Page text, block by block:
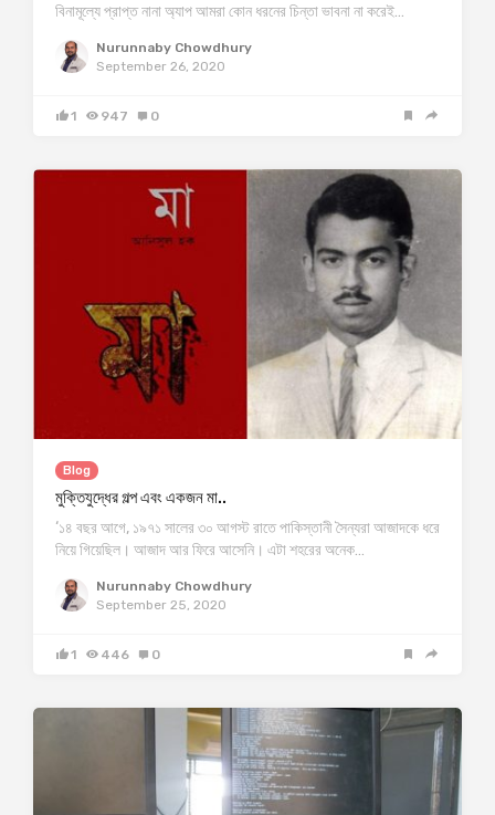
বিনামূল্যে প্রাপ্ত নানা অ্যাপ আমরা কোন ধরনের চিন্তা ভাবনা না করেই…
Nurunnaby Chowdhury
September 26, 2020
1 947 0
Blog
মুক্তিযুদ্ধের গল্প এবং একজন মা..
‘১৪ বছর আগে, ১৯৭১ সালের ৩০ আগস্ট রাতে পাকিস্তানী সৈন্যরা আজাদকে ধরে
নিয়ে গিয়েছিল। আজাদ আর ফিরে আসেনি। এটা শহরের অনেক…
Nurunnaby Chowdhury
September 25, 2020
1 446 0